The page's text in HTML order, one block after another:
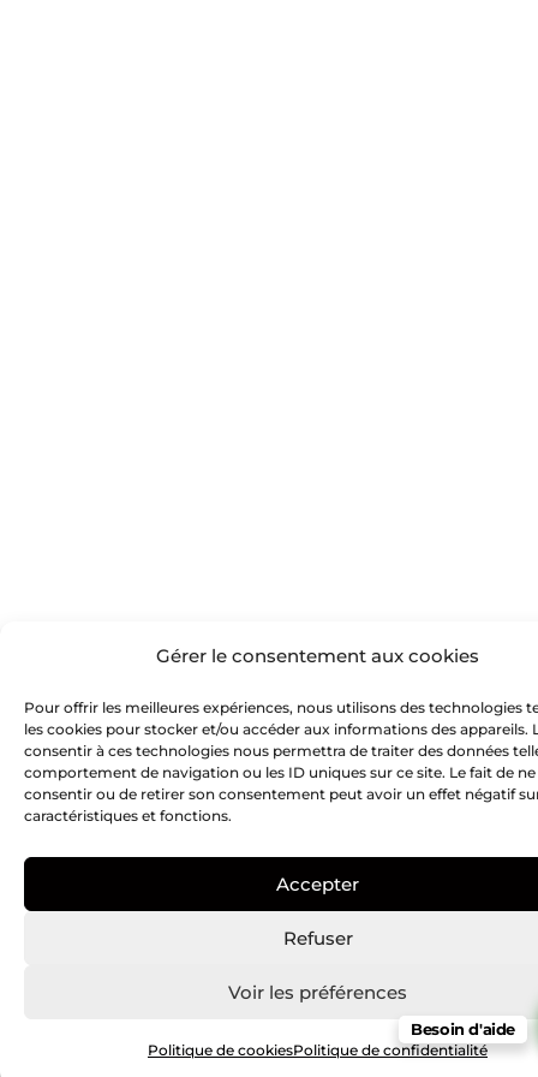
Gérer le consentement aux cookies
Pour offrir les meilleures expériences, nous utilisons des technologies
les cookies pour stocker et/ou accéder aux informations des appareils.
consentir à ces technologies nous permettra de traiter des données
comportement de navigation ou les ID uniques sur ce site. Le fait de ne
consentir ou de retirer son consentement peut avoir un effet négatif
caractéristiques et fonctions.
Accepter
Refuser
Voir les préférences
Politique de cookiesPolitique de confidentialité
Besoin d'aide